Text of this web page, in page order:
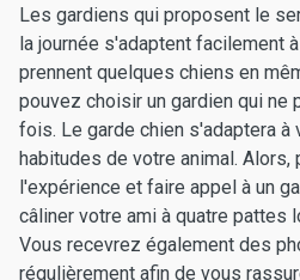
Les gardiens qui proposent le
la journée s'adaptent facilement
prennent quelques chiens en
pouvez choisir un gardien qui ne
fois. Le garde chien s'adaptera à
habitudes de votre animal. Alors,
l'expérience et faire appel à un
câliner votre ami à quatre pattes
Vous recevrez également des
régulièrement afin de vous